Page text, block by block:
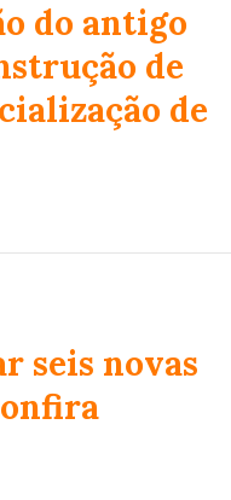
do antigo
de
de
seis novas